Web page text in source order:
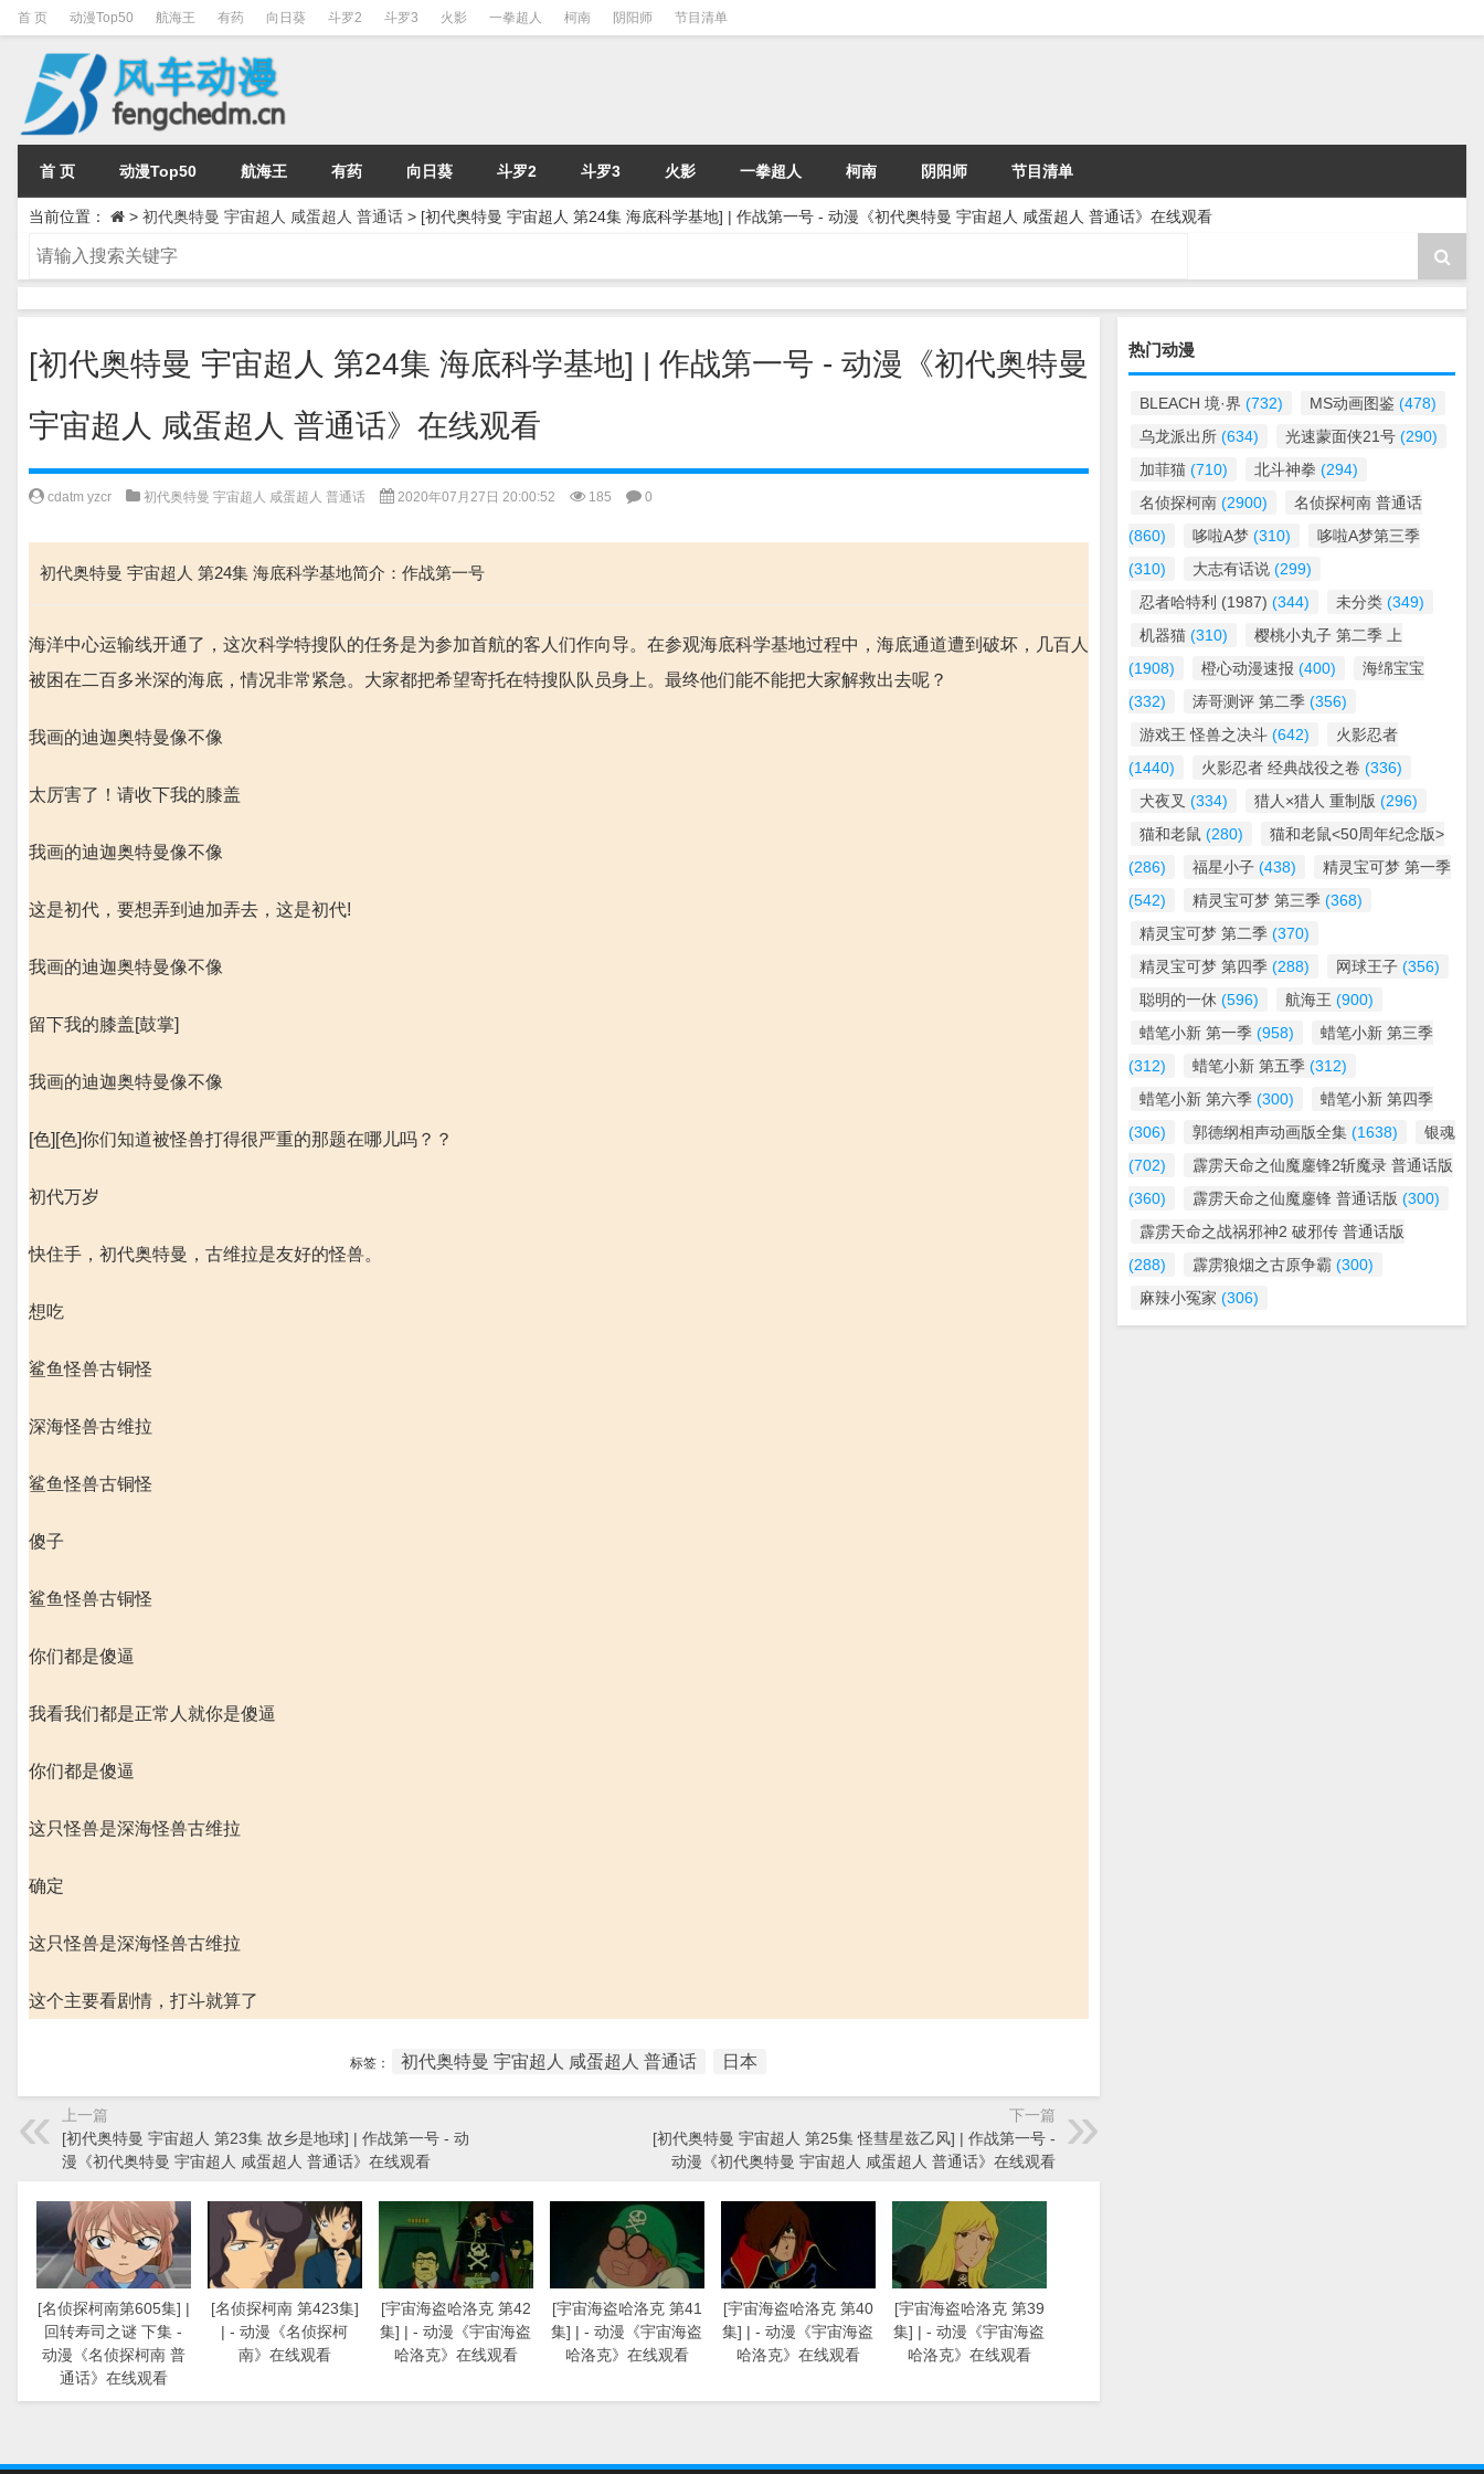
首 页 动漫Top50 航海王 有药 向日葵 斗罗2 斗罗3 火影 一拳超人 柯南 阴阳师 节目清单
首 页 动漫Top50 航海王 有药 向日葵 斗罗2 斗罗3 火影 一拳超人 柯南 阴阳师 节目清单
当前位置： > 初代奥特曼 宇宙超人 咸蛋超人 普通话 > [初代奥特曼 宇宙超人 第24集 海底科学基地] | 作战第一号 - 动漫《初代奥特曼 宇宙超人 咸蛋超人 普通话》在线观看
[初代奥特曼 宇宙超人 第24集 海底科学基地] | 作战第一号 - 动漫《初代奥特曼
宇宙超人 咸蛋超人 普通话》在线观看
cdatm yzcr 初代奥特曼 宇宙超人 咸蛋超人 普通话 2020年07月27日 20:00:52 185 0
初代奥特曼 宇宙超人 第24集 海底科学基地简介：作战第一号
海洋中心运输线开通了，这次科学特搜队的任务是为参加首航的客人们作向导。在参观海底科学基地过程中，海底通道遭到破坏，几百人
被困在二百多米深的海底，情况非常紧急。大家都把希望寄托在特搜队队员身上。最终他们能不能把大家解救出去呢？
我画的迪迦奥特曼像不像
太厉害了！请收下我的膝盖
我画的迪迦奥特曼像不像
这是初代，要想弄到迪加弄去，这是初代!
我画的迪迦奥特曼像不像
留下我的膝盖[鼓掌]
我画的迪迦奥特曼像不像
[色][色]你们知道被怪兽打得很严重的那题在哪儿吗？？
初代万岁
快住手，初代奥特曼，古维拉是友好的怪兽。
想吃
鲨鱼怪兽古铜怪
深海怪兽古维拉
鲨鱼怪兽古铜怪
傻子
鲨鱼怪兽古铜怪
你们都是傻逼
我看我们都是正常人就你是傻逼
你们都是傻逼
这只怪兽是深海怪兽古维拉
确定
这只怪兽是深海怪兽古维拉
这个主要看剧情，打斗就算了
标签： 初代奥特曼 宇宙超人 咸蛋超人 普通话 日本
上一篇
[初代奥特曼 宇宙超人 第23集 故乡是地球] | 作战第一号 - 动
漫《初代奥特曼 宇宙超人 咸蛋超人 普通话》在线观看
下一篇
[初代奥特曼 宇宙超人 第25集 怪彗星兹乙风] | 作战第一号 -
动漫《初代奥特曼 宇宙超人 咸蛋超人 普通话》在线观看
[名侦探柯南第605集] |
回转寿司之谜 下集 -
动漫《名侦探柯南 普
通话》在线观看
[名侦探柯南 第423集]
| - 动漫《名侦探柯
南》在线观看
[宇宙海盗哈洛克 第42
集] | - 动漫《宇宙海盗
哈洛克》在线观看
[宇宙海盗哈洛克 第41
集] | - 动漫《宇宙海盗
哈洛克》在线观看
[宇宙海盗哈洛克 第40
集] | - 动漫《宇宙海盗
哈洛克》在线观看
[宇宙海盗哈洛克 第39
集] | - 动漫《宇宙海盗
哈洛克》在线观看
热门动漫
BLEACH 境·界 (732) MS动画图鉴 (478)
乌龙派出所 (634) 光速蒙面侠21号 (290)
加菲猫 (710) 北斗神拳 (294)
名侦探柯南 (2900)
名侦探柯南 普通话
(860)
哆啦A梦 (310)
哆啦A梦第三季
(310)
大志有话说 (299)
忍者哈特利 (1987) (344) 未分类 (349)
机器猫 (310)
樱桃小丸子 第二季 上
(1908)
橙心动漫速报 (400)
海绵宝宝
(332)
涛哥测评 第二季 (356)
游戏王 怪兽之决斗 (642)
火影忍者
(1440)
火影忍者 经典战役之卷 (336)
犬夜叉 (334) 猎人×猎人 重制版 (296)
猫和老鼠 (280)
猫和老鼠<50周年纪念版>
(286)
福星小子 (438)
精灵宝可梦 第一季
(542)
精灵宝可梦 第三季 (368)
精灵宝可梦 第二季 (370)
精灵宝可梦 第四季 (288) 网球王子 (356)
聪明的一休 (596) 航海王 (900)
蜡笔小新 第一季 (958)
蜡笔小新 第三季
(312)
蜡笔小新 第五季 (312)
蜡笔小新 第六季 (300)
蜡笔小新 第四季
(306)
郭德纲相声动画版全集 (1638)
银魂
(702)
霹雳天命之仙魔鏖锋2斩魔录 普通话版
(360)
霹雳天命之仙魔鏖锋 普通话版 (300)
霹雳天命之战祸邪神2 破邪传 普通话版
(288)
霹雳狼烟之古原争霸 (300)
麻辣小冤家 (306)